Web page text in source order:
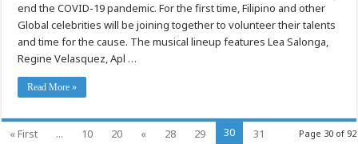
WillPerform
to
Raise
Donations
to
end the COVID-19 pandemic. For the first time, Filipino and other
Global celebrities will be joining together to volunteer their talents
and time for the cause. The musical lineup features Lea Salonga,
Regine Velasquez, Apl …
Read More »
Page 30 of 92
« First ... 10 20 « 28 29 30
31